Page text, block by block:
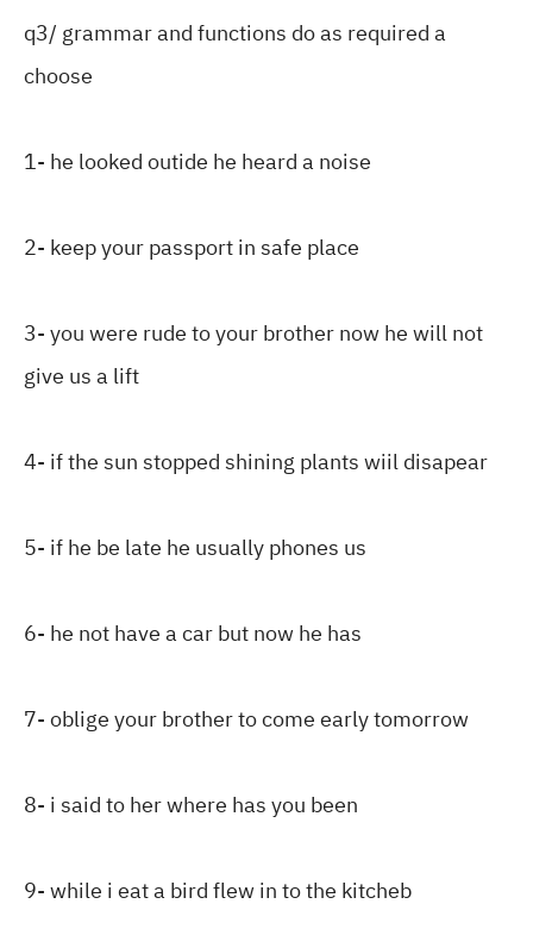
q3/ grammar and functions do as required a
choose
1- he looked outide he heard a noise
2- keep your passport in safe place
3- you were rude to your brother now he will not
give us a lift
4- if the sun stopped shining plants wiil disapear
5- if he be late he usually phones us
6- he not have a car but now he has
7- oblige your brother to come early tomorrow
8- i said to her where has you been
9- while i eat a bird flew in to the kitcheb